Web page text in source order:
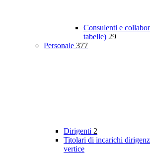
Consulenti e
tabelle) 29
Personale 377
Dirigenti 2
Titolari di incarichi
vertice